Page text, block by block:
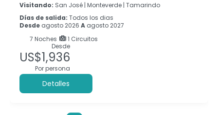
Visitando: San José | Monteverde | Tamarindo
Días de salida: Todos los dias
Desde agosto 2026 A agosto 2027
7 Noches
1 Circuitos
Desde
US$1,936
Por persona
Detalles